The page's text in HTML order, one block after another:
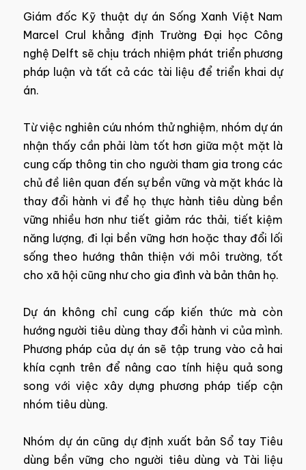
Giám đốc Kỹ thuật dự án Sống Xanh Việt Nam
Marcel Crul khẳng định Trường Đại học Công
nghệ Delft sẽ chịu trách nhiệm phát triển phương
pháp luận và tất cả các tài liệu để triển khai dự
án.
Từ việc nghiên cứu nhóm thử nghiệm, nhóm dự án
nhận thấy cần phải làm tốt hơn giữa một mặt là
cung cấp thông tin cho người tham gia trong các
chủ đề liên quan đến sự bền vững và mặt khác là
thay đổi hành vi để họ thực hành tiêu dùng bền
vững nhiều hơn như tiết giảm rác thải, tiết kiệm
năng lượng, đi lại bền vững hơn hoặc thay đổi lối
sống theo hướng thân thiện với môi trường, tốt
cho xã hội cũng như cho gia đình và bản thân họ.
Dự án không chỉ cung cấp kiến thức mà còn
hướng người tiêu dùng thay đổi hành vi của mình.
Phương pháp của dự án sẽ tập trung vào cả hai
khía cạnh trên để nâng cao tính hiệu quả song
song với việc xây dựng phương pháp tiếp cận
nhóm tiêu dùng.
Nhóm dự án cũng dự định xuất bản Sổ tay Tiêu
dùng bền vững cho người tiêu dùng và Tài liệu